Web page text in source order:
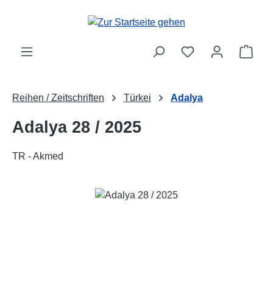
Zum Hauptinhalt springen
Reihen / Zeitschriften Türkei Adalya
Adalya 28 / 2025
TR - Akmed
Bildergalerie überspringen